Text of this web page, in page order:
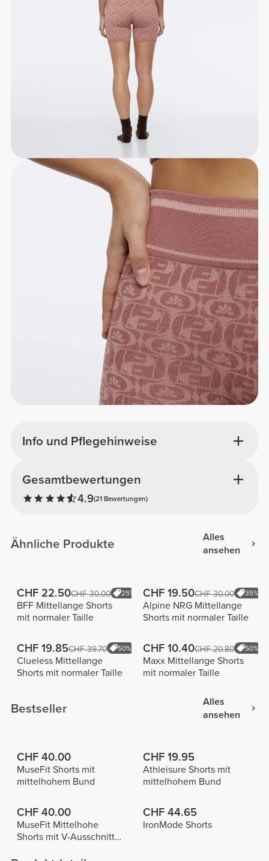
Info und Pflegehinweise
Gesamtbewertungen
4.9(21 Bewertungen)
Ähnliche Produkte
Alles
ansehen
CHF 22.50CHF 30.00 25%
BFF Mittellange Shorts
mit normaler Taille
CHF 19.50CHF 30.00 35%
Alpine NRG Mittellange
Shorts mit normaler Taille
CHF 19.85CHF 39.70 50%
Clueless Mittellange
Shorts mit normaler Taille
CHF 10.40CHF 20.80 50%
Maxx Mittellange Shorts
mit normaler Taille
Bestseller
Alles
ansehen
CHF 40.00
MuseFit Shorts mit
mittelhohem Bund
CHF 19.95
Athleisure Shorts mit
mittelhohem Bund
CHF 40.00
MuseFit Mittelhohe
Shorts mit V-Ausschnitt
CHF 44.65
IronMode Shorts